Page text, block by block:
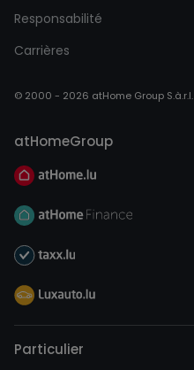
Responsabilité
Carrières
© 2000 - 2026 atHome Group S.à.r.l.
atHomeGroup
Particulier